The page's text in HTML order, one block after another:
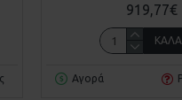
919,77€
Αγορά